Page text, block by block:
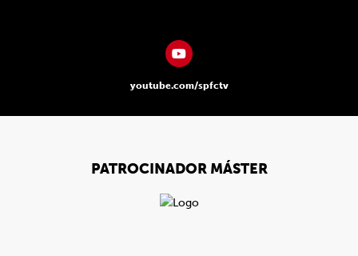
youtube.com/spfctv
PATROCINADOR MÁSTER